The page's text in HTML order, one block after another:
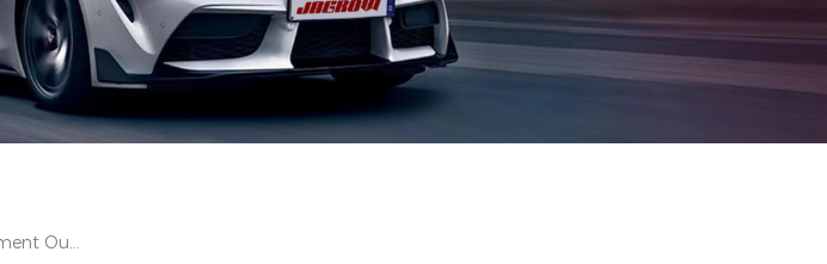
Vannes Électroniques D'échappement Ou Vannes À Vide Personnalisées